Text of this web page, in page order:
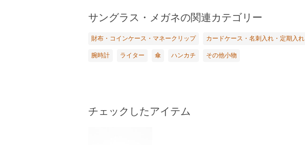
サングラス・メガネの関連カテゴリー
財布・コインケース・マネークリップ カードケース・名刺入れ・定期入れ
腕時計 ライター 傘 ハンカチ その他小物
チェックしたアイテム